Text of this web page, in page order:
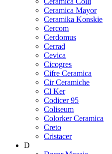
Ceramica Mayor
Ceramika Konskie
Cercom
Cerdomus
Cerrad
Cevica
Cicogres
Cifre Ceramica
Cir Ceramiche
Cl Ker
Codicer 95
Coliseum
Colorker Ceramica
Creto
Cristacer
D